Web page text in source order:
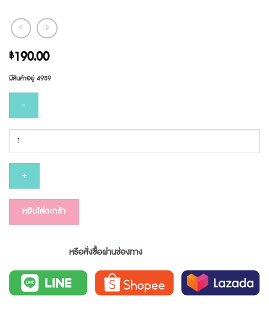
฿190.00
มีสินค้าอยู่ 4959
จำนวน
AC-
P
หยิบใส่ตะกร้า
หรือสั่งซื้อผ่านช่องทาง